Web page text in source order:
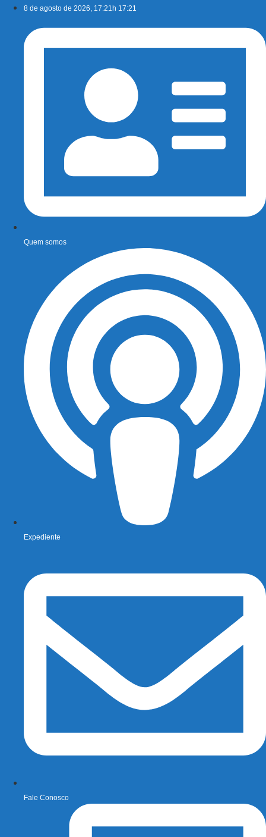
conteúdo
8 de agosto de 2026, 17:21h 17:21
Quem somos
Expediente
Fale Conosco